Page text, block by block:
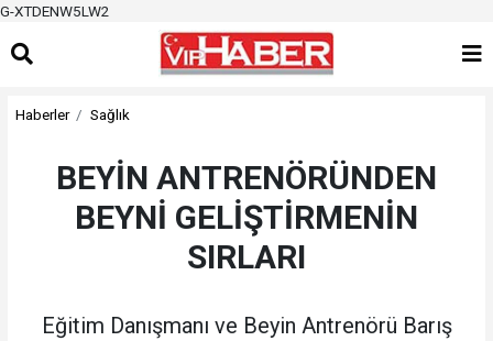
G-XTDENW5LW2
Haberler Sağlık
BEYİN ANTRENÖRÜNDEN
BEYNİ GELİŞTİRMENİN
SIRLARI
Eğitim Danışmanı ve Beyin Antrenörü Barış